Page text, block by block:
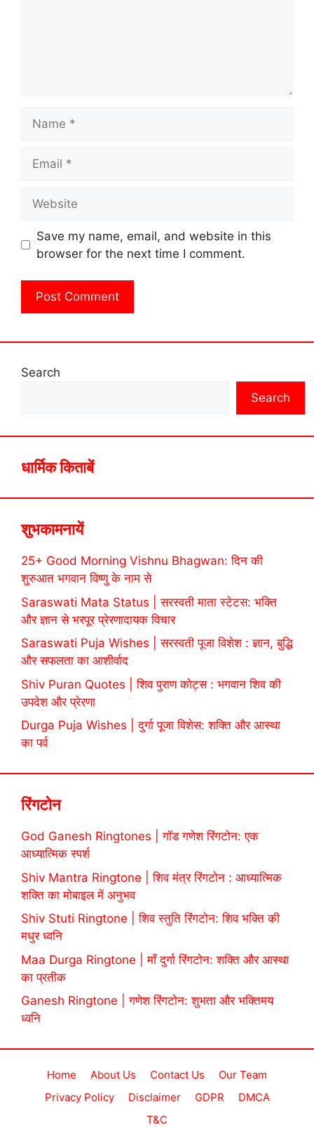
Save my name, email, and website in this
browser for the next time I comment.
Search
Search
धार्मिक किताबें
शुभकामनायें
25+ Good Morning Vishnu Bhagwan: दिन की
शुरुआत भगवान विष्णु के नाम से
Saraswati Mata Status | सरस्वती माता स्टेटस: भक्ति
और ज्ञान से भरपूर प्रेरणादायक विचार
Saraswati Puja Wishes | सरस्वती पूजा विशेश : ज्ञान, बुद्धि
और सफलता का आशीर्वाद
Shiv Puran Quotes | शिव पुराण कोट्स : भगवान शिव की
उपदेश और प्रेरणा
Durga Puja Wishes | दुर्गा पूजा विशेस: शक्ति और आस्था
का पर्व
रिंगटोन
God Ganesh Ringtones | गॉड गणेश रिंगटोन: एक
आध्यात्मिक स्पर्श
Shiv Mantra Ringtone | शिव मंत्र रिंगटोन : आध्यात्मिक
शक्ति का मोबाइल में अनुभव
Shiv Stuti Ringtone | शिव स्तुति रिंगटोन: शिव भक्ति की
मधुर ध्वनि
Maa Durga Ringtone | माँ दुर्गा रिंगटोन: शक्ति और आस्था
का प्रतीक
Ganesh Ringtone | गणेश रिंगटोन: शुभता और भक्तिमय
ध्वनि
Home About Us Contact Us
Our Team
Privacy Policy
Disclaimer GDPR
DMCA
T&C